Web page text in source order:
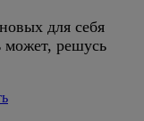
для себя
решусь